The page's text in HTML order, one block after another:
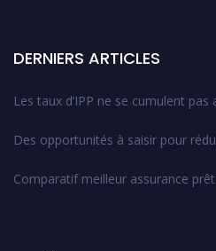
DERNIERS ARTICLES
Les taux d’IPP ne se cumulent
Des opportunités à saisir pour
Comparatif meilleur assurance